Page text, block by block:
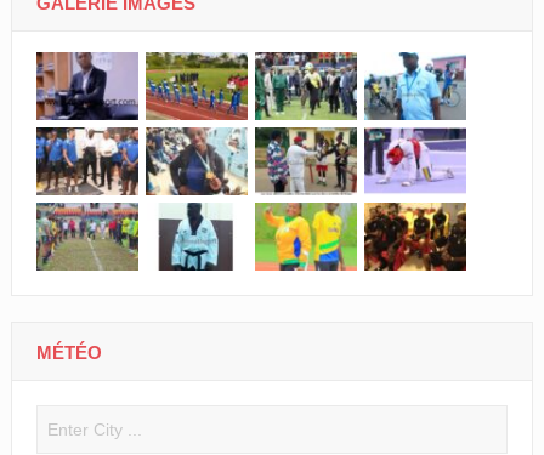
MÉTÉO